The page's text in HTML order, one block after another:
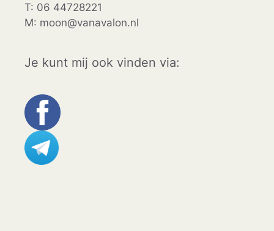
T: 06 44728221
M: moon@vanavalon.nl
Je kunt mij ook vinden via: